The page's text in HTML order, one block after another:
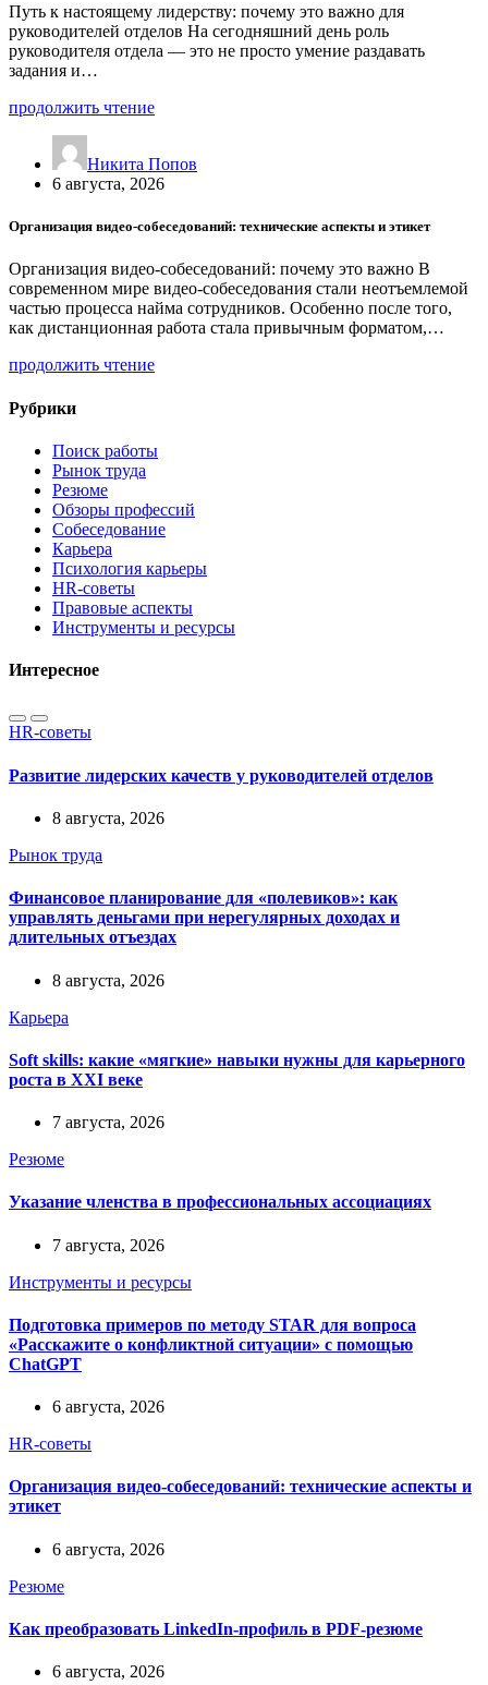
Путь к настоящему лидерству: почему это важно для
руководителей отделов На сегодняшний день роль
руководителя отдела — это не просто умение раздавать
задания и…
продолжить чтение
Никита Попов
6 августа, 2026
Организация видео-собеседований: технические аспекты и этикет
Организация видео-собеседований: почему это важно В
современном мире видео-собеседования стали неотъемлемой
частью процесса найма сотрудников. Особенно после того,
как дистанционная работа стала привычным форматом,…
продолжить чтение
Рубрики
Поиск работы
Рынок труда
Резюме
Обзоры профессий
Собеседование
Карьера
Психология карьеры
HR-советы
Правовые аспекты
Инструменты и ресурсы
Интересное
HR-советы
Развитие лидерских качеств у руководителей отделов
8 августа, 2026
Рынок труда
Финансовое планирование для «полевиков»: как
управлять деньгами при нерегулярных доходах и
длительных отъездах
8 августа, 2026
Карьера
Soft skills: какие «мягкие» навыки нужны для карьерного
роста в XXI веке
7 августа, 2026
Резюме
Указание членства в профессиональных ассоциациях
7 августа, 2026
Инструменты и ресурсы
Подготовка примеров по методу STAR для вопроса
«Расскажите о конфликтной ситуации» с помощью
ChatGPT
6 августа, 2026
HR-советы
Организация видео-собеседований: технические аспекты и
этикет
6 августа, 2026
Резюме
Как преобразовать LinkedIn-профиль в PDF-резюме
6 августа, 2026